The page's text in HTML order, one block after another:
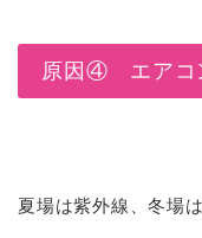
原因④ エアコ
夏場は紫外線、冬場